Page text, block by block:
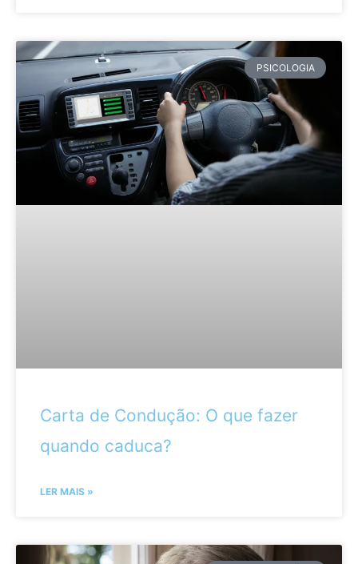
PSICOLOGIA
Carta de Condução: O que fazer
quando caduca?
LER MAIS »